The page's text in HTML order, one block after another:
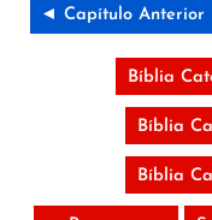
◄ Capítulo Anterior
Bíblia
Bíblia
Bíblia